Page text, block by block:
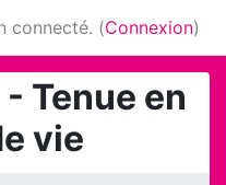
la saisie de
connecté. (Connexion)
Tenue en
vie